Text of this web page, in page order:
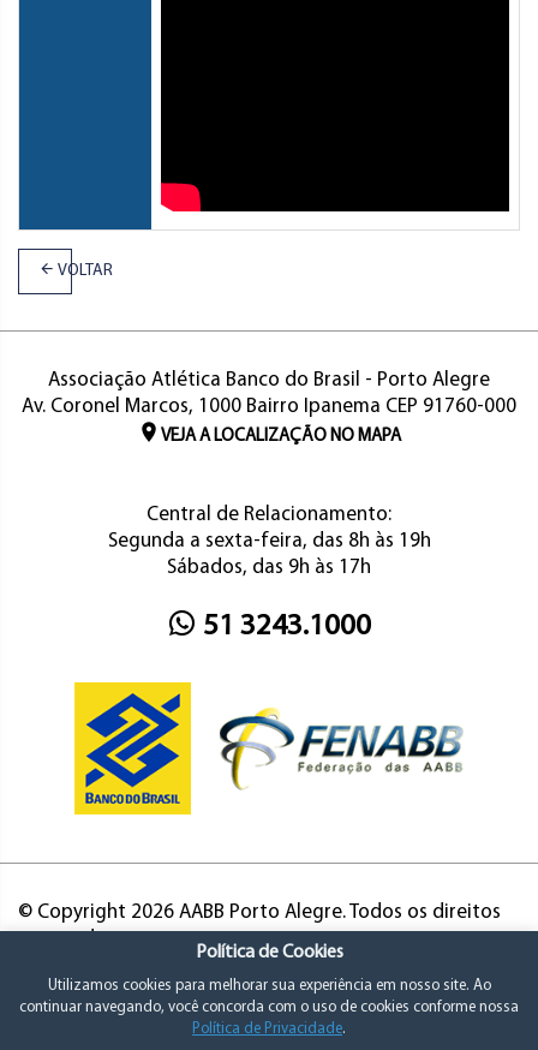
VOLTAR
Associação Atlética Banco do Brasil - Porto Alegre
Av. Coronel Marcos, 1000 Bairro Ipanema CEP 91760-000
VEJA A LOCALIZAÇÃO NO MAPA
Central de Relacionamento:
Segunda a sexta-feira, das 8h às 19h
Sábados, das 9h às 17h
51 3243.1000
© Copyright 2026 AABB Porto Alegre. Todos os direitos
Política de Cookies
Utilizamos cookies para melhorar sua experiência em nosso site. Ao
continuar navegando, você concorda com o uso de cookies conforme nossa
Política de Privacidade.